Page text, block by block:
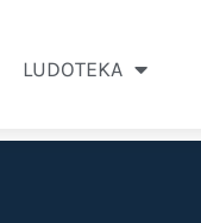
LUDOTEKA